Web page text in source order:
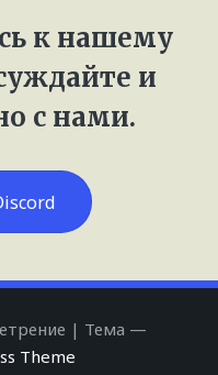
к нашему
и
с нами.
| Тема —
Theme